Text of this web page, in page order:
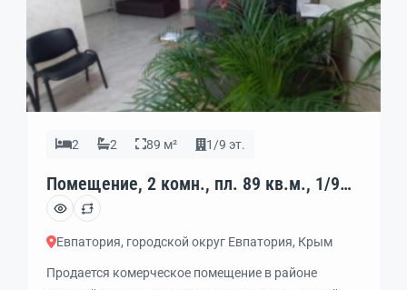
2 2 89 м² 1/9 эт.
Помещение, 2 комн., пл. 89 кв.м., 1/9
эт., код: 445842
Евпатория, городской округ Евпатория, Крым
Продается комерческое помещение в районе